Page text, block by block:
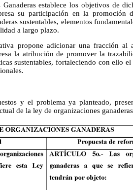
establece los objetivos de
su participación en la promoción
sustentables, elementos
a largo plazo.
propone adicionar una fracción
la atribución de promover la
sustentables, fortaleciendo con ello
y el problema ya planteado,
de la ley de organizaciones